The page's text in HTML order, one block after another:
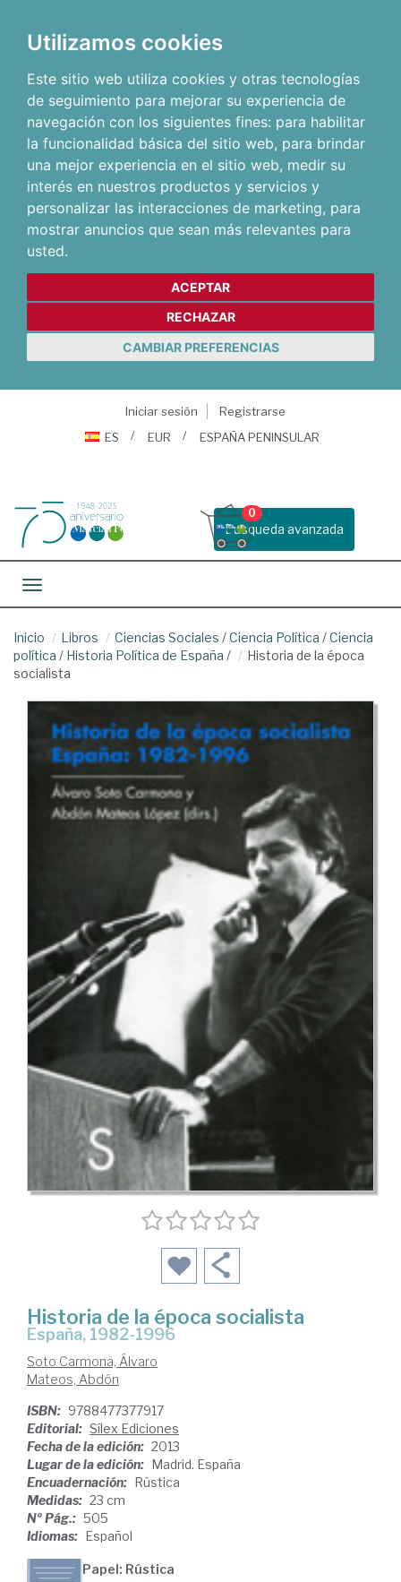
Utilizamos cookies
Este sitio web utiliza cookies y otras tecnologías
de seguimiento para mejorar su experiencia de
navegación con los siguientes fines: para habilitar
la funcionalidad básica del sitio web, para brindar
una mejor experiencia en el sitio web, medir su
interés en nuestros productos y servicios y
personalizar las interacciones de marketing, para
mostrar anuncios que sean más relevantes para
usted.
ACEPTAR
RECHAZAR
CAMBIAR PREFERENCIAS
Iniciar sesión
Registrarse
ES
EUR ESPAÑA PENINSULAR
Busqueda avanzada
0
Toggle navigation
Inicio Libros Ciencias Sociales /Ciencia Política /Ciencia
política / Historia Política de España /
Historia de la época
socialista
Historia de la época socialista
España, 1982-1996
Soto Carmona, Álvaro
Mateos, Abdón
ISBN: 9788477377917
Editorial: Sílex Ediciones
Fecha de la edición: 2013
Lugar de la edición: Madrid. España
Encuadernación: Rústica
Medidas: 23 cm
Nº Pág.: 505
Idiomas: Español
Papel: Rústica